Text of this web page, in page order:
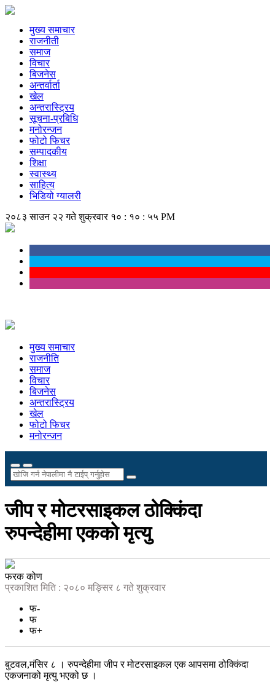
मुख्य समाचार
राजनीती
समाज
विचार
बिजनेस
अन्तर्वार्ता
खेल
अन्तरास्ट्रिय
सूचना-प्रबिधि
मनोरन्जन
फोटो फिचर
सम्पादकीय
शिक्षा
स्वास्थ्य
साहित्य
भिडियो ग्यालरी
२०८३ साउन २२ गते शुक्रवार १० : १० : ५६ PM
मुख्य समाचार
राजनीति
समाज
विचार
बिजनेस
अन्तरास्ट्रिय
खेल
फोटो फिचर
मनोरन्जन
जीप र मोटरसाइकल ठोक्किंदा
रुपन्देहीमा एकको मृत्यु
फरक कोण
प्रकाशित मिति : २०८० मङ्सिर ८ गते शुक्रवार
फ-
फ
फ+
बुटवल,मंसिर ८ । रुपन्देहीमा जीप र मोटरसाइकल एक आपसमा ठोक्किंदा
एकजनाको मृत्यु भएको छ ।